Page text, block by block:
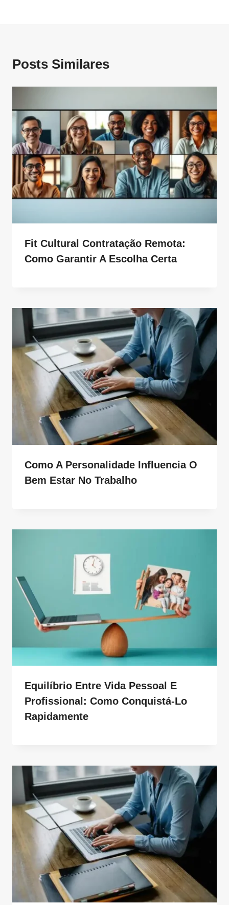
Posts Similares
Fit Cultural Contratação Remota:
Como Garantir A Escolha Certa
Como A Personalidade Influencia O
Bem Estar No Trabalho
Equilíbrio Entre Vida Pessoal E
Profissional: Como Conquistá-Lo
Rapidamente